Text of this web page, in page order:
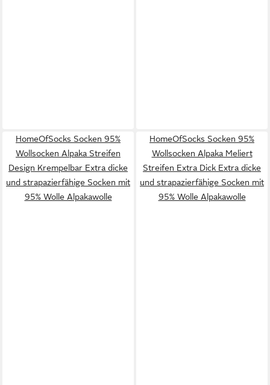
HomeOfSocks Socken 95%
Wollsocken Alpaka Streifen
Design Krempelbar Extra dicke
und strapazierfähige Socken mit
95% Wolle Alpakawolle
HomeOfSocks Socken 95%
Wollsocken Alpaka Meliert
Streifen Extra Dick Extra dicke
und strapazierfähige Socken mit
95% Wolle Alpakawolle